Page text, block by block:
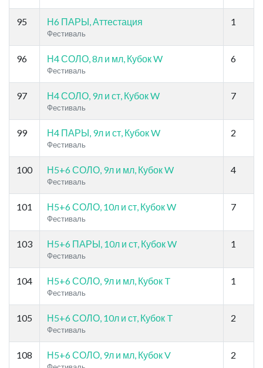
95 Н6 ПАРЫ, Аттестация
Фестиваль
1
96 Н4 СОЛО, 8л и мл, Кубок W
Фестиваль
6
97 Н4 СОЛО, 9л и ст, Кубок W
Фестиваль
7
99 Н4 ПАРЫ, 9л и ст, Кубок W
Фестиваль
2
100 Н5+6 СОЛО, 9л и мл, Кубок W
Фестиваль
4
101 Н5+6 СОЛО, 10л и ст, Кубок W
Фестиваль
7
103 Н5+6 ПАРЫ, 10л и ст, Кубок W
Фестиваль
1
104 Н5+6 СОЛО, 9л и мл, Кубок T
Фестиваль
1
105 Н5+6 СОЛО, 10л и ст, Кубок T
Фестиваль
2
108 Н5+6 СОЛО, 9л и мл, Кубок V 2